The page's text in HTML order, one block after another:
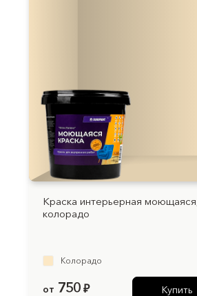
Краска интерьерная
колорадо
Колорадо
от 750 ₽ Купить